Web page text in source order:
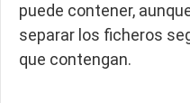
puede contener,
separar los ficheros
que contengan.